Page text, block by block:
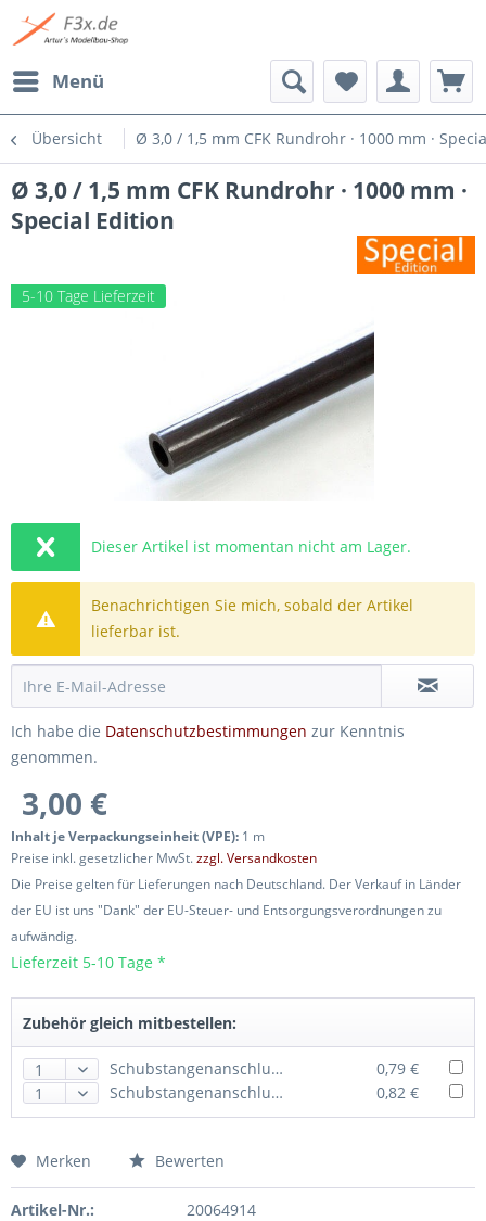
Menü
Übersicht Ø 3,0 / 1,5 mm CFK Rundrohr · 1000 mm ·
Ø 3,0 / 1,5 mm CFK Rundrohr · 1000 mm ·
Special Edition
5-10 Tage Lieferzeit
Dieser Artikel ist momentan nicht am Lager.
Benachrichtigen Sie mich, sobald der Artikel
lieferbar ist.
Ich habe die Datenschutzbestimmungen zur Kenntnis
genommen.
3,00 €
Inhalt je Verpackungseinheit (VPE): 1 m
Preise inkl. gesetzlicher MwSt.zzgl. Versandkosten
Die Preise gelten für Lieferungen nach Deutschland. Der Verkauf in Länder
der EU ist uns "Dank" der EU-Steuer- und Entsorgungsverordnungen zu
aufwändig.
Lieferzeit 5-10 Tage *
Zubehör gleich mitbestellen:
Schubstangenanschluss M 2 · für Ø 3,0 mm · 2er-Pack · MP-Jet
0,79 €
Schubstangenanschluss M 2,5 · für Ø 3,0 mm · 2er-Pack · MP-Jet
0,82 €
Merken Bewerten
Artikel-Nr.: 20064914